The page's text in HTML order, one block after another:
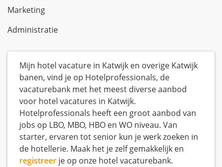
Marketing
Administratie
Mijn hotel vacature in Katwijk en overige Katwijk
banen, vind je op Hotelprofessionals, de
vacaturebank met het meest diverse aanbod
voor hotel vacatures in Katwijk.
Hotelprofessionals heeft een groot aanbod van
jobs op LBO, MBO, HBO en WO niveau. Van
starter, ervaren tot senior kun je werk zoeken in
de hotellerie. Maak het je zelf gemakkelijk en
registreer je op onze hotel vacaturebank.